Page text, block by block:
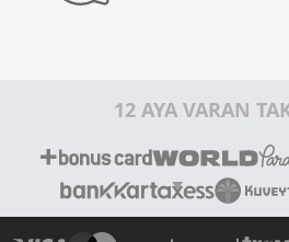
12 AYA VARAN